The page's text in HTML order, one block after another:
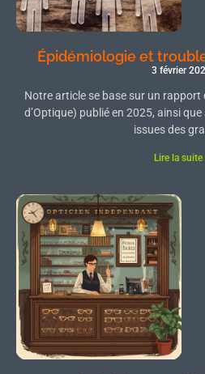
Épidémiologie et
3 février
Notre article se base sur un rapport
d’Optique) publié en 2025, ainsi
issues des
Lire la suite